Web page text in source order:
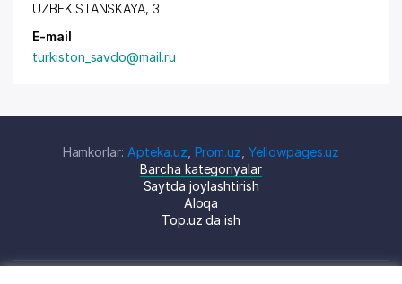
UZBEKISTANSKAYA, 3
E-mail
turkiston_savdo@mail.ru
Hamkorlar: Apteka.uz Prom.uz ,Yellowpages.uz
Barcha kategoriyalar
Saytda joylashtirish
Aloqa
Top.uz da ish